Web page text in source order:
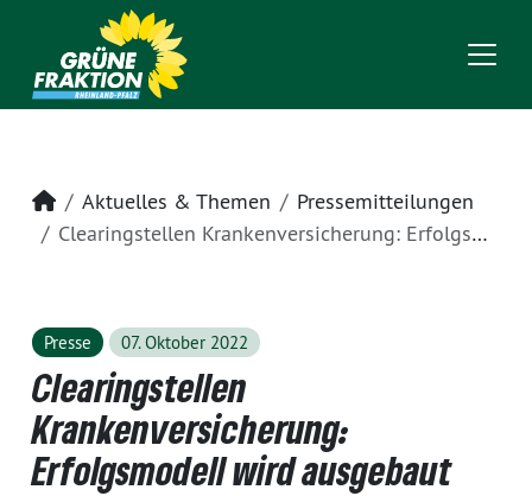
Startseite
Aktuelles & Themen
Pressemitteilungen
Clearingstellen Krankenversicherung: Erfolgsmodell wird ausgebaut
Presse 07. Oktober 2022
Clearingstellen
Krankenversicherung:
Erfolgsmodell wird ausgebaut